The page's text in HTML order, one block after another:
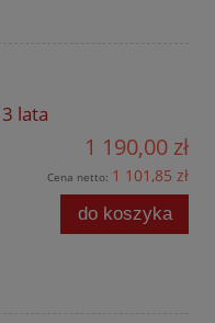
lata
1 190,00 zł
Cena netto: 1 101,85 zł
do koszyka